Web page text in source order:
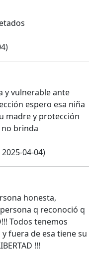
y vulnerable ante
espero esa niña
madre y protección
brinda
04-04)
honesta,
q reconoció q
Todos tenemos
fuera de esa tiene su
!!!